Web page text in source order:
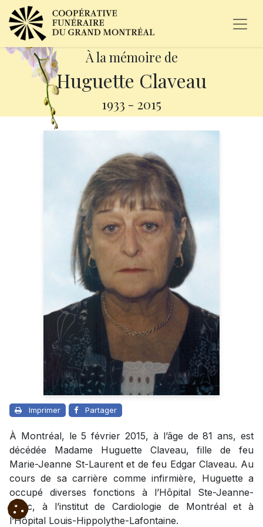
À la mémoire de
Huguette Claveau
1933 - 2015
Imprimer Partager
À Montréal, le 5 février 2015, à l’âge de 81 ans, est
décédée Madame Huguette Claveau, fille de feu
Marie-Jeanne St-Laurent et de feu Edgar Claveau. Au
cours de sa carrière comme infirmière, Huguette a
occupé diverses fonctions à l’Hôpital Ste-Jeanne-
d’Arc, à l’institut de Cardiologie de Montréal et à
l’Hôpital Louis-Hippolythe-Lafontaine.